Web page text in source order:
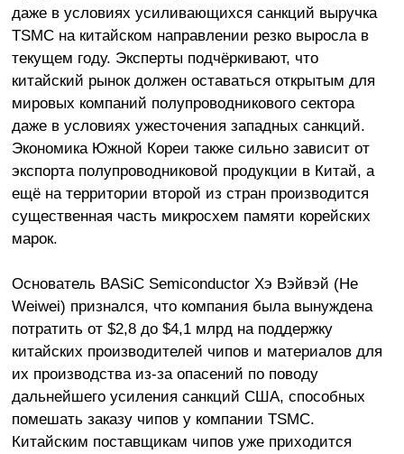
даже в условиях усиливающихся санкций выручка
TSMC на китайском направлении резко выросла в
текущем году. Эксперты подчёркивают, что
китайский рынок должен оставаться открытым для
мировых компаний полупроводникового сектора
даже в условиях ужесточения западных санкций.
Экономика Южной Кореи также сильно зависит от
экспорта полупроводниковой продукции в Китай, а
ещё на территории второй из стран производится
существенная часть микросхем памяти корейских
марок.
Основатель BASiC Semiconductor Хэ Вэйвэй (He
Weiwei) признался, что компания была вынуждена
потратить от $2,8 до $4,1 млрд на поддержку
китайских производителей чипов и материалов для
их производства из-за опасений по поводу
дальнейшего усиления санкций США, способных
помешать заказу чипов у компании TSMC.
Китайским поставщикам чипов уже приходится